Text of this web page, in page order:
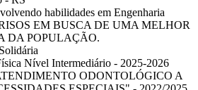
habilidades em Engenharia
EM BUSCA DE UMA MELHOR
DA POPULAÇÃO.
Nível Intermediário - 2025-2026
ODONTOLÓGICO A